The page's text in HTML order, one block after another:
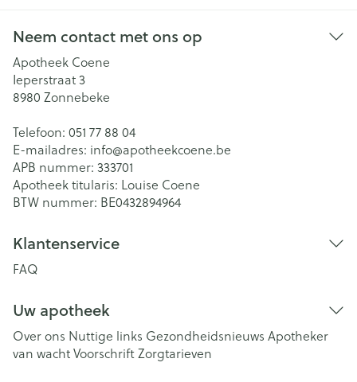
Neem contact met ons op
Apotheek Coene
Ieperstraat 3
8980 Zonnebeke
Telefoon: 051 77 88 04
E-mailadres: info@apotheekcoene.be
APB nummer: 333701
Apotheek titularis: Louise Coene
BTW nummer: BE0432894964
Klantenservice
FAQ
Uw apotheek
Over ons Nuttige links Gezondheidsnieuws Apotheker
van wachtVoorschriftZorgtarieven